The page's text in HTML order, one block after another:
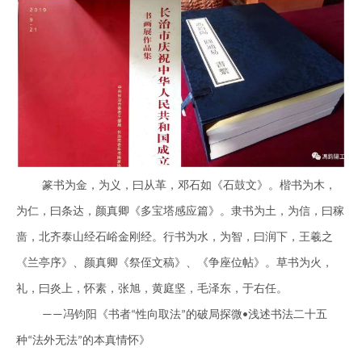
篆书为金，为义，曰从革，邓石如《石鼓文》。楷书为木，
为仁，曰条达，颜真卿《多宝塔感应篇》。隶书为土，为信，曰稼
啬，北齐泰山经石峪金刚经。行书为水，为智，曰润下，王羲之
《兰亭序》、颜真卿《祭侄文稿》、《争座位帖》。草书为火，
礼，曰炎上，怀素，张旭，黄庭坚，毛泽东，于右任。
——冯钧阳《书者“性向取法”的破局探微•浅述书法二十五
种“法外无法”的本真情怀》